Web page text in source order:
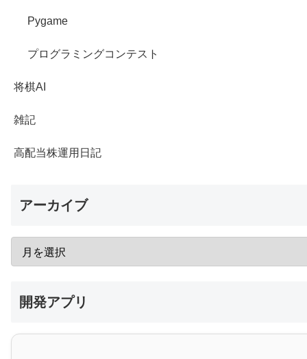
Pygame
プログラミングコンテスト
将棋AI
雑記
高配当株運用日記
アーカイブ
開発アプリ